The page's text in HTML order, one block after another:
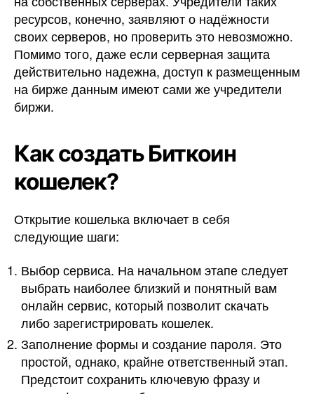
ресурсов, конечно, заявляют о надёжности
своих серверов, но проверить это невозможно.
Помимо того, даже если серверная защита
действительно надежна, доступ к размещенным
на бирже данным имеют сами же учредители
биржи.
Как создать Биткоин
кошелек?
Открытие кошелька включает в себя
следующие шаги:
Выбор сервиса. На начальном этапе следует
выбрать наиболее близкий и понятный вам
онлайн сервис, который позволит скачать
либо зарегистрировать кошелек.
Заполнение формы и создание пароля. Это
простой, однако, крайне ответственный этап.
Предстоит сохранить ключевую фразу и